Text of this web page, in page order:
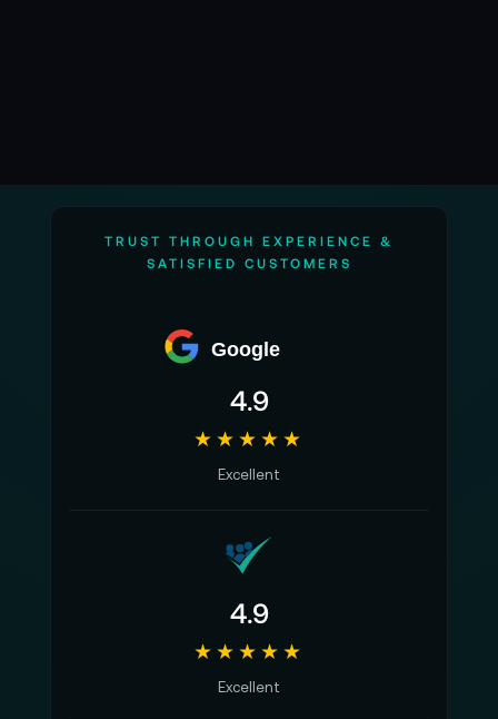
TRUST THROUGH EXPERIENCE &
SATISFIED CUSTOMERS
Google
4.9
★★★★★
Excellent
4.9
★★★★★
Excellent